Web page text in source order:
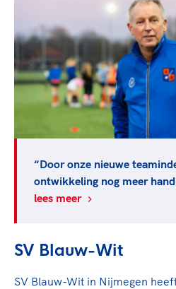
“Door onze nieuwe
ontwikkeling nog meer
lees meer
SV Blauw-Wit
SV Blauw-Wit in Nijmegen